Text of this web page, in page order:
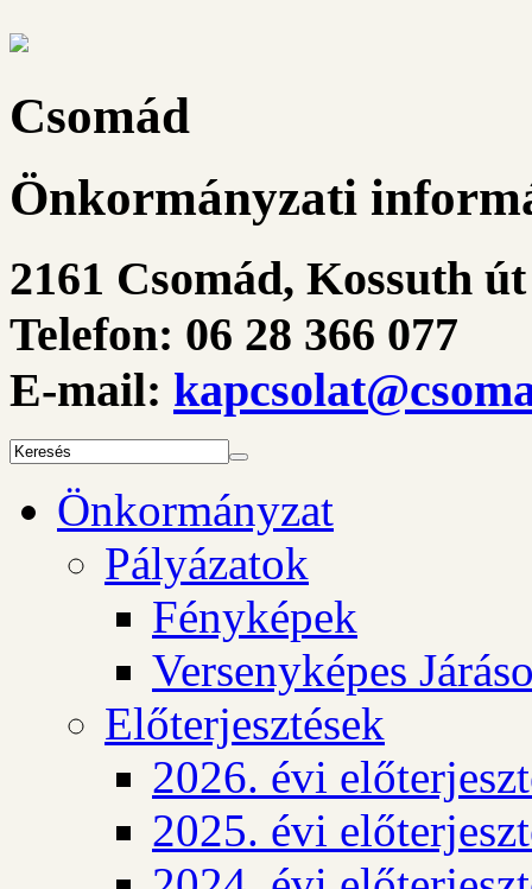
Csomád
Önkormányzati
2161 Csomád, Kossuth
Telefon: 06 28 366 077
E-mail:
Önkormányzat
Pályázatok
Fényképek
Versenyképes
Előterjesztések
2026. évi
2025. évi